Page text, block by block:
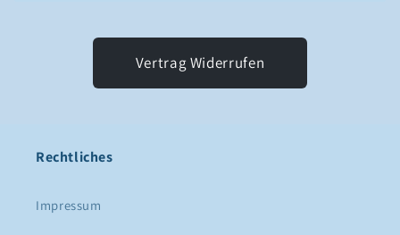
Vertrag Widerrufen
Rechtliches
Impressum